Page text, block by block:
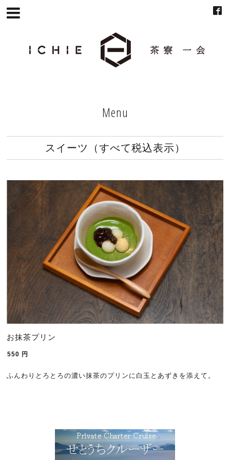
Menu
スイーツ（すべて税込表示）
お抹茶プリン
550 円
ふんわりとろとろの濃い抹茶のプリンに白玉とあずきを添えて。